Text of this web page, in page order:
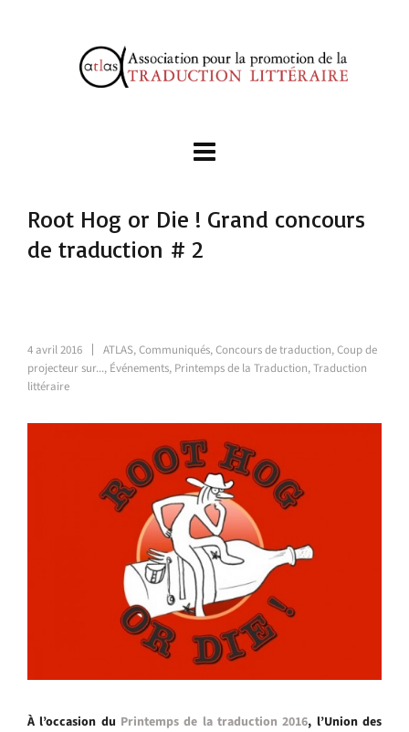
Root Hog or Die ! Grand concours
de traduction # 2
4 avril 2016 ATLAS,Communiqués,Concours de traduction,Coup de
projecteur sur..., Événements, Printemps de la Traduction,Traduction
littéraire
À l’occasion du Printemps de la traduction 2016, l’Union des